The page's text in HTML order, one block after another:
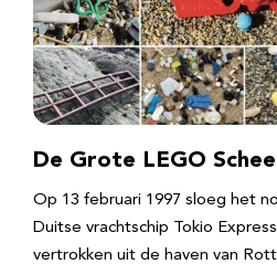
De Grote LEGO
Op 13 februari 1997 sloeg het
Duitse vrachtschip Tokio
vertrokken uit de haven van